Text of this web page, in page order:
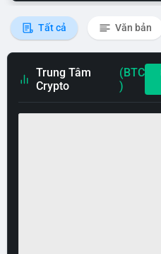
Tất cả Văn bản
Trung Tâm
Crypto
(BTC
)